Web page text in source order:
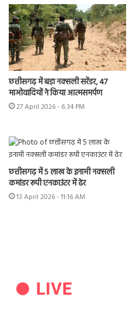
छत्तीसगढ़ में बड़ा नक्सली सरेंडर, 47
माओवादियों ने किया आत्मसमर्पण
27 April 2026 - 6:34 PM
छत्तीसगढ़ में 5 लाख के इनामी नक्सली
कमांडर रूपी एनकाउंटर में ढेर
13 April 2026 - 11:16 AM